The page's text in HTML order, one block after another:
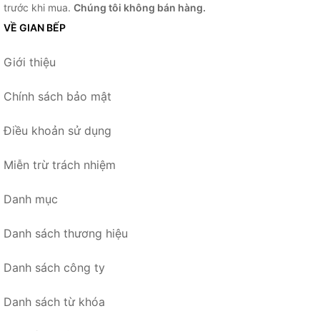
trước khi mua. Chúng tôi không bán hàng.
VỀ GIAN BẾP
Giới thiệu
Chính sách bảo mật
Điều khoản sử dụng
Miễn trừ trách nhiệm
Danh mục
Danh sách thương hiệu
Danh sách công ty
Danh sách từ khóa